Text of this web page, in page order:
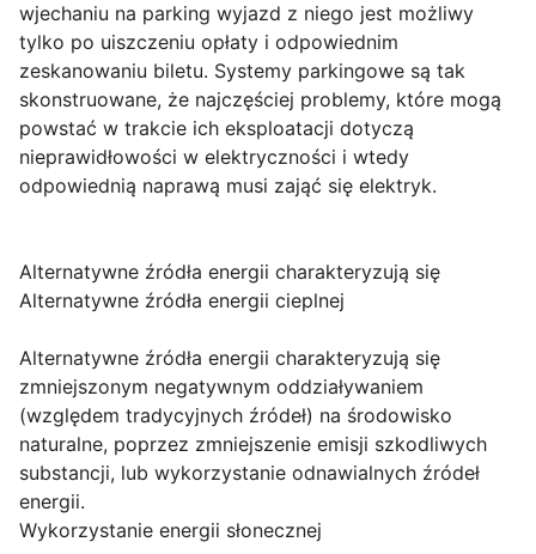
wjechaniu na parking wyjazd z niego jest możliwy
tylko po uiszczeniu opłaty i odpowiednim
zeskanowaniu biletu. Systemy parkingowe są tak
skonstruowane, że najczęściej problemy, które mogą
powstać w trakcie ich eksploatacji dotyczą
nieprawidłowości w elektryczności i wtedy
odpowiednią naprawą musi zająć się elektryk.
Alternatywne źródła energii charakteryzują się
Alternatywne źródła energii cieplnej
Alternatywne źródła energii charakteryzują się
zmniejszonym negatywnym oddziaływaniem
(względem tradycyjnych źródeł) na środowisko
naturalne, poprzez zmniejszenie emisji szkodliwych
substancji, lub wykorzystanie odnawialnych źródeł
energii.
Wykorzystanie energii słonecznej